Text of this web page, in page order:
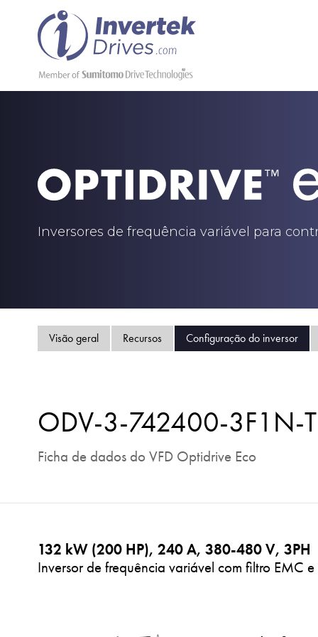
Inversores de frequência variável para
Visão geral Recursos Configuração do inversor
ODV-3-742400-3F1N-
Ficha de dados do VFD Optidrive Eco
132 kW (200 HP), 240 A, 380-480 V, 3PH
Inversor de frequência variável com filtro EMC